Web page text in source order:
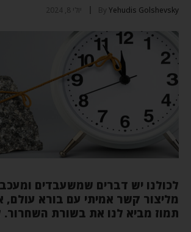
By Yehudis Golshevsky יולי 8, 2024
לכולנו יש דברים שמשעבדים
מליצור קשר אמיתי עם בורא עולם,
תמוז מביא לנו את בשורת השחרור.